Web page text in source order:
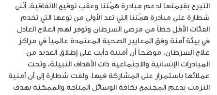
التبرع بقيمتها لدعم مبادرة همّتنا وعقب توقيع الاتفاقية، أثنى
شطارة على مبادرة همّتنا التي تعد الأولى من نوعها التي تخدم
الفئات الأقل حظاً من مرضى السرطان وتوفر لهم العلاج العادل
في بيئة آمنة وفق المعايير الصحية المعتمدة عالمياً في مراكز
علاج السرطان، موضحاً أن أمنية دأبت على إطلاق العديد من
المبادرات الإنسانية والاجتماعية ذات الأهداف النبيلة، وتحث
عملائها باستمرار على المشاركة فيها. ولفت شطارة إلى أن أمنية
التزمت بدعم المجتمع بكافة الوسائل المتاحة والممكنة بهدف